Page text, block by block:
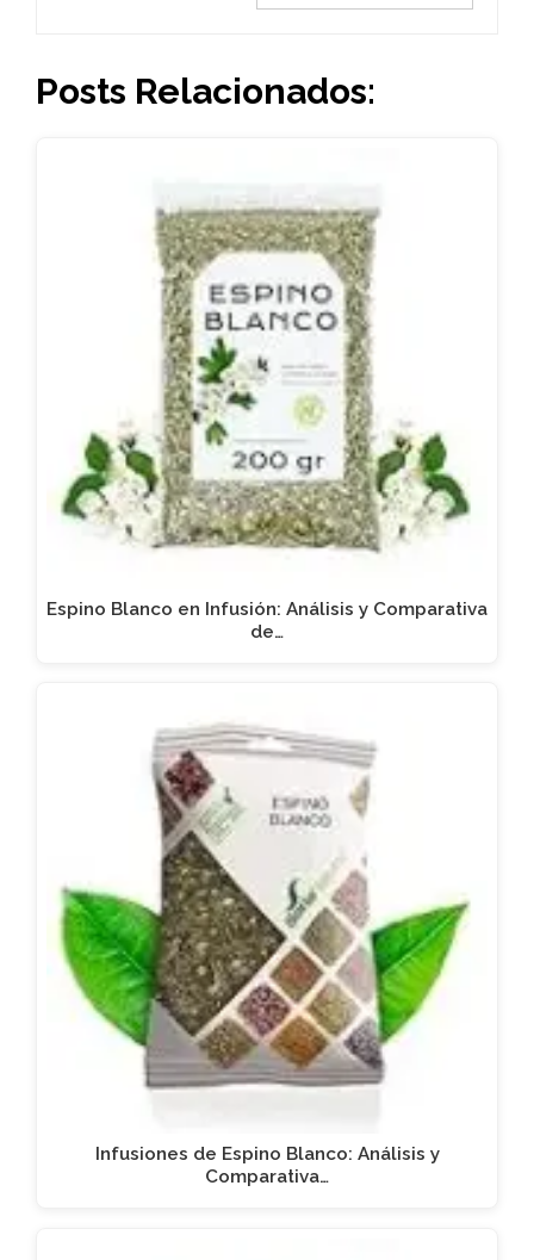
Posts Relacionados:
Espino Blanco en Infusión: Análisis y Comparativa
de…
Infusiones de Espino Blanco: Análisis y
Comparativa…